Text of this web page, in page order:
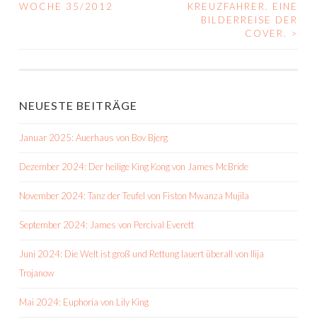
NAVIGATION
WOCHE 35/2012
KREUZFAHRER. EINE
BILDERREISE DER
COVER.
>
NEUESTE BEITRÄGE
Januar 2025: Auerhaus von Bov Bjerg
Dezember 2024: Der heilige King Kong von James McBride
November 2024: Tanz der Teufel von Fiston Mwanza Mujila
September 2024: James von Percival Everett
Juni 2024: Die Welt ist groß und Rettung lauert überall von Ilija
Trojanow
Mai 2024: Euphoria von Lily King